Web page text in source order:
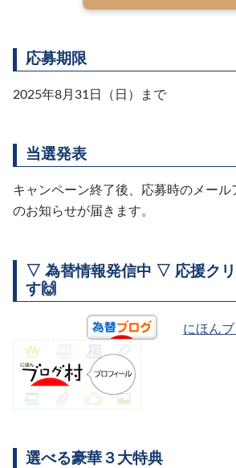
応募期限
2025年8月31日（日）まで
当選発表
キャンペーン終了後、応募時のメール
のお知らせが届きます。
▽ 為替情報発信中 ▽ 応援クリ
す🙌
にほん
選べる豪華３大特典